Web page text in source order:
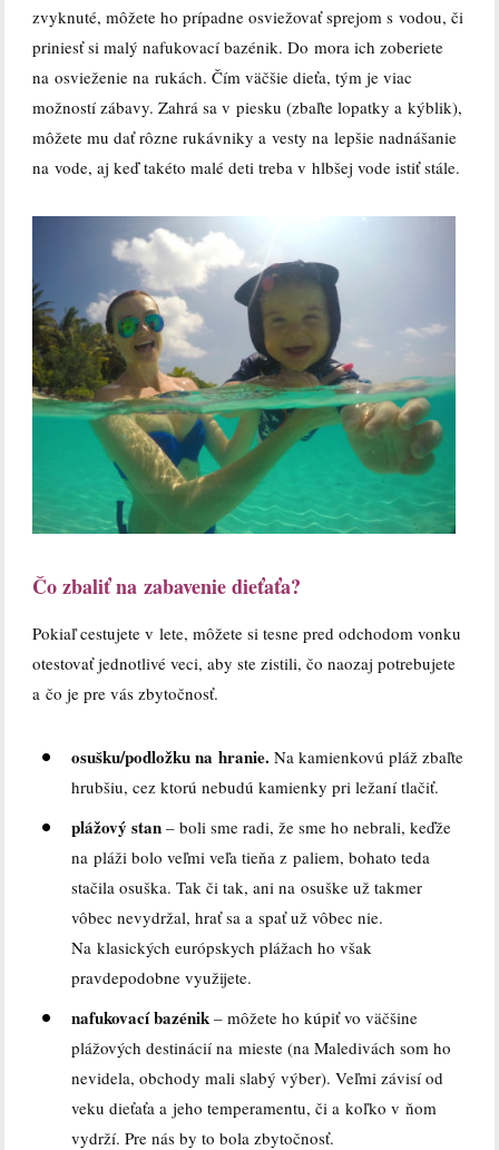
zvyknuté, môžete ho prípadne osviežovať sprejom s vodou, či
priniesť si malý nafukovací bazénik. Do mora ich zoberiete
na osvieženie na rukách. Čím väčšie dieťa, tým je viac
možností zábavy. Zahrá sa v piesku (zbaľte lopatky a kýblik),
môžete mu dať rôzne rukávniky a vesty na lepšie nadnášanie
na vode, aj keď takéto malé deti treba v hlbšej vode istiť stále.
Čo zbaliť na zabavenie dieťaťa?
Pokiaľ cestujete v lete, môžete si tesne pred odchodom vonku
otestovať jednotlivé veci, aby ste zistili, čo naozaj potrebujete
a čo je pre vás zbytočnosť.
osušku/podložku na hranie.Na kamienkovú pláž zbaľte
hrubšiu, cez ktorú nebudú kamienky pri ležaní tlačiť.
plážový stan – boli sme radi, že sme ho nebrali, keďže
na pláži bolo veľmi veľa tieňa z paliem, bohato teda
stačila osuška. Tak či tak, ani na osuške už takmer
vôbec nevydržal, hrať sa a spať už vôbec nie.
Na klasických európskych plážach ho však
pravdepodobne využijete.
nafukovací bazénik – môžete ho kúpiť vo väčšine
plážových destinácií na mieste (na Maledivách som ho
nevidela, obchody mali slabý výber). Veľmi závisí od
veku dieťaťa a jeho temperamentu, či a koľko v ňom
vydrží. Pre nás by to bola zbytočnosť.